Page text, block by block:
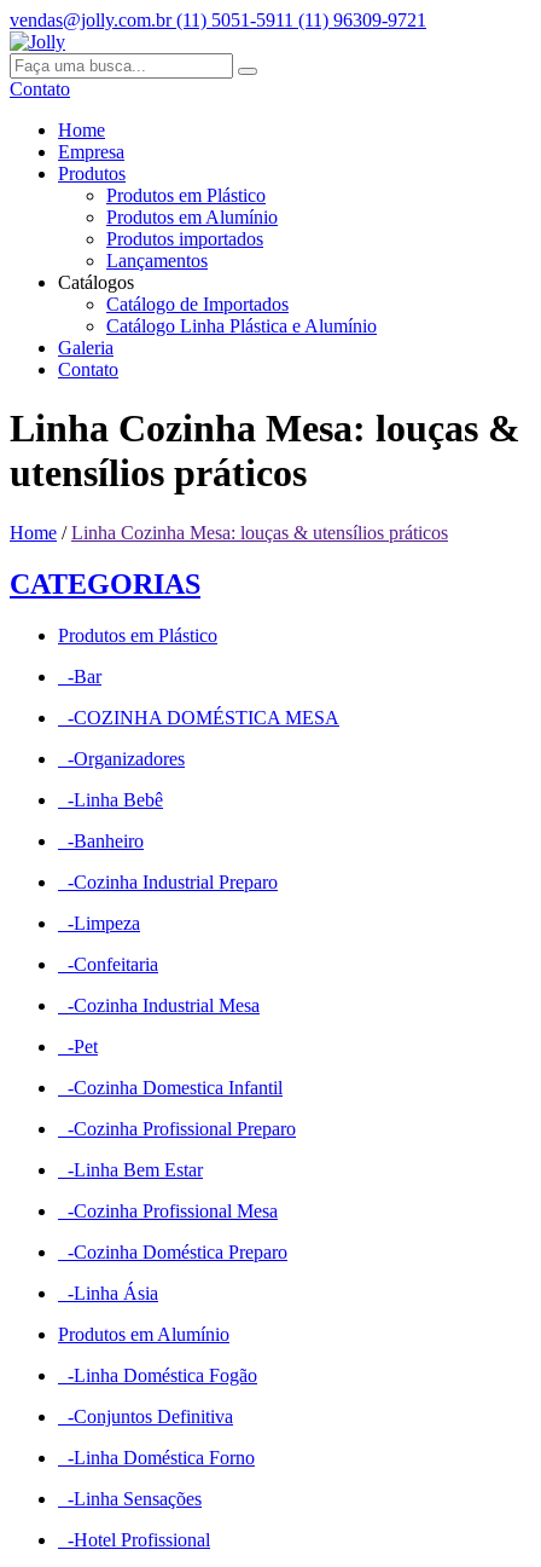
vendas@jolly.com.br(11) 5051-5911 (11) 96309-9721
Contato
Home
Empresa
Produtos
Produtos em Plástico
Produtos em Alumínio
Produtos importados
Lançamentos
Catálogos
Catálogo de Importados
Catálogo Linha Plástica e Alumínio
Galeria
Contato
Linha Cozinha Mesa: louças &
utensílios práticos
Home /Linha Cozinha Mesa: louças & utensílios práticos
CATEGORIAS
Produtos em Plástico
-Bar
-COZINHA DOMÉSTICA MESA
-Organizadores
-Linha Bebê
-Banheiro
-Cozinha Industrial Preparo
-Limpeza
-Confeitaria
-Cozinha Industrial Mesa
-Pet
-Cozinha Domestica Infantil
-Cozinha Profissional Preparo
-Linha Bem Estar
-Cozinha Profissional Mesa
-Cozinha Doméstica Preparo
-Linha Ásia
Produtos em Alumínio
-Linha Doméstica Fogão
-Conjuntos Definitiva
-Linha Doméstica Forno
-Linha Sensações
-Hotel Profissional